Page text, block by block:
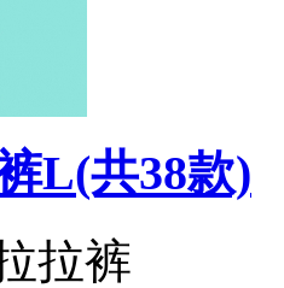
L(共38款)
拉裤